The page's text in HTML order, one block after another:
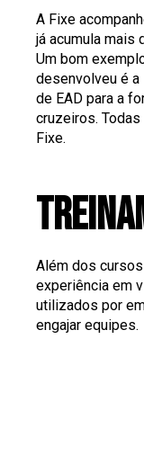
A Fixe
já acumula mais
Um bom
desenvolveu é a
de EAD para a
cruzeiros.
Fixe.
Além dos
experiência em
utilizados por
engajar equipes.